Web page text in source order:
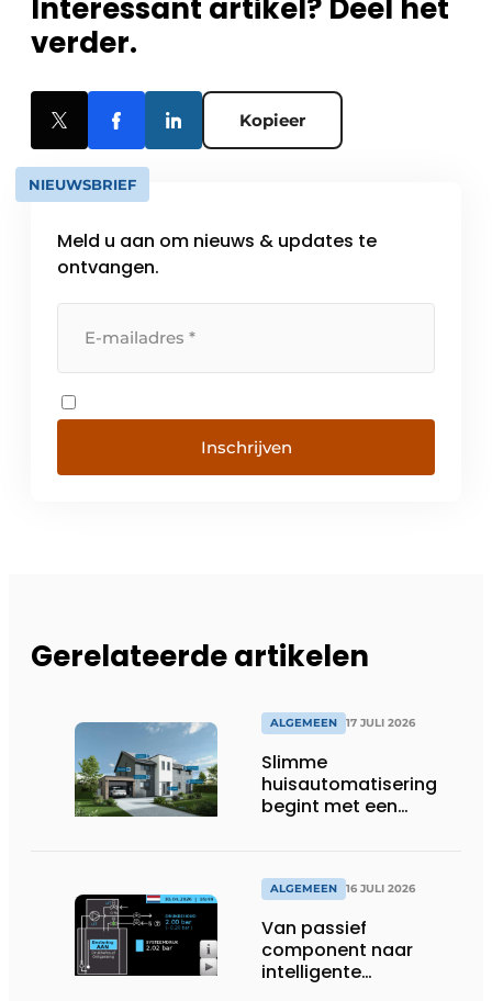
Interessant artikel? Deel het
verder.
Kopieer
NIEUWSBRIEF
Meld u aan om nieuws & updates te
ontvangen.
Inschrijven
Gerelateerde artikelen
ALGEMEEN 17 JULI 2026
Slimme
huisautomatisering
begint met een
ALGEMEEN 16 JULI 2026
Van passief
component naar
intelligente